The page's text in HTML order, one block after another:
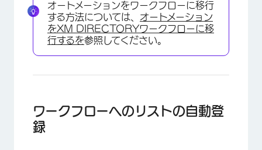
オートメーションをワークフローに移行
する方法については、 オートメーション
をXM DIRECTORYワークフローに移
行するを参照してください。
ワークフローへのリストの自動登
録